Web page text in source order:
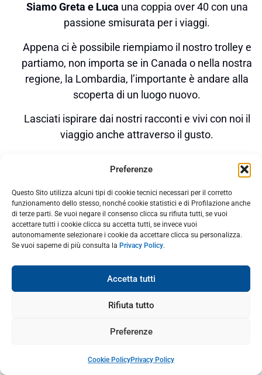
Preferenze
Questo Sito utilizza alcuni tipi di cookie tecnici necessari per il corretto
funzionamento dello stesso, nonché cookie statistici e di Profilazione anche
di terze parti. Se vuoi negare il consenso clicca su rifiuta tutti, se vuoi
accettare tutti i cookie clicca su accetta tutti, se invece vuoi
autonomamente selezionare i cookie da accettare clicca su personalizza.
Se vuoi saperne di più consulta la Privacy Policy.
Accetta tutti
Rifiuta tutto
Preferenze
Cookie PolicyPrivacy Policy
Siamo Greta e Luca una coppia over 40 con una
passione smisurata per i viaggi.
Appena ci è possibile riempiamo il nostro trolley e
partiamo, non importa se in Canada o nella nostra
regione, la Lombardia, l’importante è andare alla
scoperta di un luogo nuovo.
Lasciati ispirare dai nostri racconti e vivi con noi il
viaggio anche attraverso il gusto.
SCONTO ASSICURAZIONE VIAGGIO